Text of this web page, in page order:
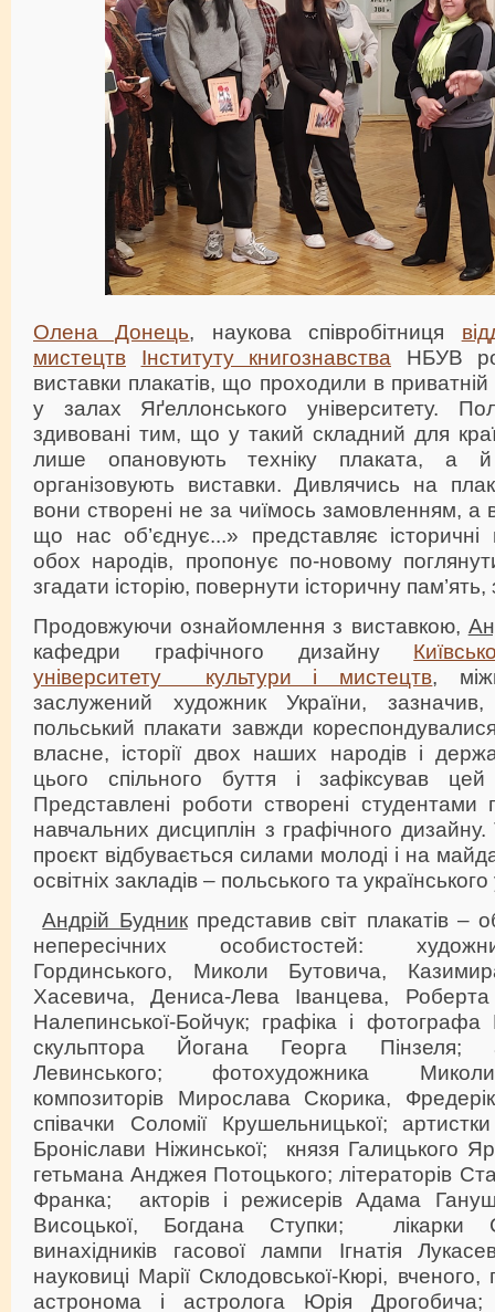
Олена Донець, наукова співробітниця
мистецтв
Інституту книгознавства НБУВ
виставки плакатів, що проходили в приватній
у залах Яґеллонського університету.
здивовані тим, що у такий складний для
лише опановують техніку плаката, а й
організовують виставки. Дивлячись на
вони створені не за чиїмось замовленням, а
що нас об’єднує...» представляє історичні
обох народів, пропонує по-новому
згадати історію, повернути історичну
Продовжуючи ознайомлення з виставкою,
кафедри графічного дизайну
університету культури і мистецтв,
заслужений художник України,
польський плакати завжди
власне, історії двох наших народів і
цього спільного буття і зафіксував
Представлені роботи створені
навчальних дисциплін з графічного
проєкт відбувається силами молоді і на
освітніх закладів – польського та українського
Андрій Будникпредставив світ плакатів –
непересічних особистостей:
Гординського, Миколи Бутовича,
Хасевича, Дениса-Лева Іванцева, Роберта
Налепинської-Бойчук; графіка і
скульптора Йогана Георга Пінзеля;
Левинського; фотохудожника
композиторів Мирослава Скорика,
співачки Соломії Крушельницької;
Броніслави Ніжинської; князя Галицького
гетьмана Анджея Потоцького; літераторів
Франка; акторів і режисерів Адама
Висоцької, Богдана Ступки; лікарки
винахідників гасової лампи Ігнатія
науковиці Марії Склодовської-Кюрі,
астронома і астролога Юрія Дрогобича;